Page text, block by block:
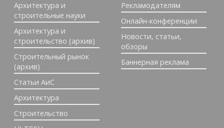
Архитектура и
строительные науки
Архитектура и
строительство (архив)
Строительный рынок
(архив)
Статьи АиС
Архитектура
Строительство
Рекламодателям
Онлайн-конференции
Новости, статьи,
обзоры
Баннерная реклама